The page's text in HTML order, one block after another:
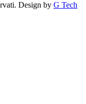
Design by G Tech